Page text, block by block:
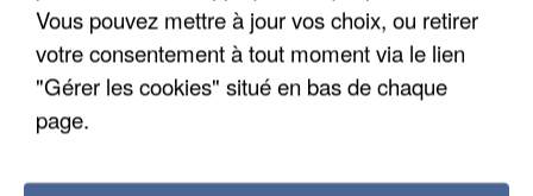
Vous pouvez mettre à jour vos choix, ou retirer
votre consentement à tout moment via le lien
"Gérer les cookies" situé en bas de chaque
page.